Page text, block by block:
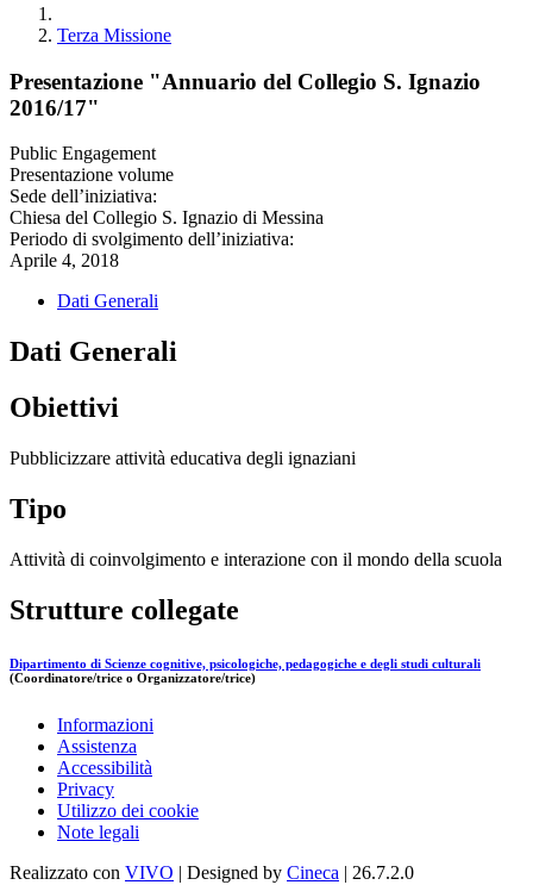
Terza Missione
Presentazione "Annuario del Collegio S. Ignazio
2016/17"
Public Engagement
Presentazione volume
Sede dell’iniziativa:
Chiesa del Collegio S. Ignazio di Messina
Periodo di svolgimento dell’iniziativa:
Aprile 4, 2018
Dati Generali
Dati Generali
Obiettivi
Pubblicizzare attività educativa degli ignaziani
Tipo
Attività di coinvolgimento e interazione con il mondo della scuola
Strutture collegate
Dipartimento di Scienze cognitive, psicologiche, pedagogiche e degli studi culturali
(Coordinatore/trice o Organizzatore/trice)
Informazioni
Assistenza
Accessibilità
Privacy
Utilizzo dei cookie
Note legali
Realizzato con VIVO | Designed by Cineca | 26.7.2.0